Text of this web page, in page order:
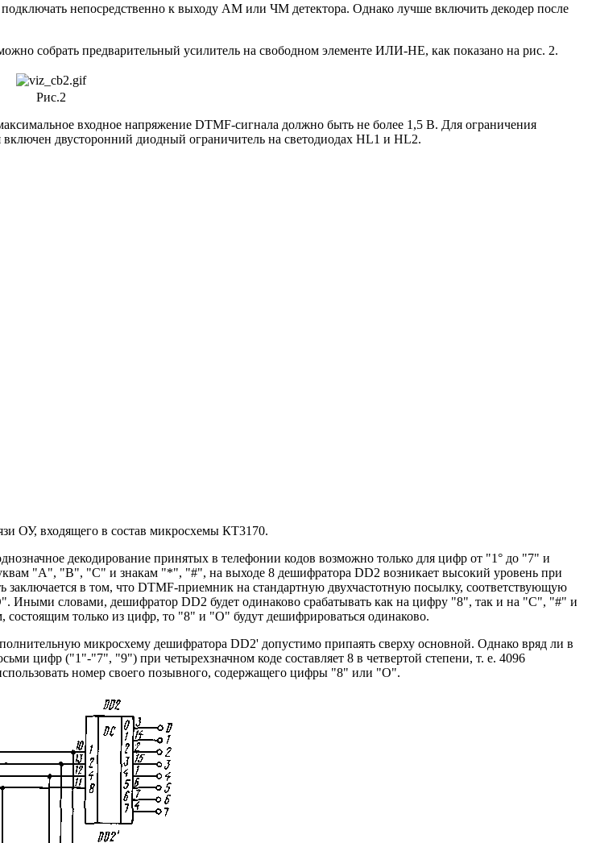
непосредственно к выходу AM или ЧМ детектора. Однако лучше включить декодер после
собрать предварительный усилитель на свободном элементе ИЛИ-НЕ, как показано на рис. 2.
Рис.2
входное напряжение DTMF-сигнала должно быть не более 1,5 В. Для ограничения
двусторонний диодный ограничитель на светодиодах HL1 и HL2.
ОУ, входящего в состав микросхемы КТ3170.
декодирование принятых в телефонии кодов возможно только для цифр от "1° до "7" и
"А", "В", "С" и знакам "*", "#", на выходе 8 дешифратора DD2 возникает высокий уровень при
в том, что DTMF-приемник на стандартную двухчастотную посылку, соответствующую
Иными словами, дешифратор DD2 будет одинаково срабатывать как на цифру "8", так и на "С", "#" и
только из цифр, то "8" и "О" будут дешифрироваться одинаково.
микросхему дешифратора DD2' допустимо припаять сверху основной. Однако вряд ли в
цифр ("1"-"7", "9") при четырехзначном коде составляет 8 в четвертой степени, т. е. 4096
номер своего позывного, содержащего цифры "8" или "О".